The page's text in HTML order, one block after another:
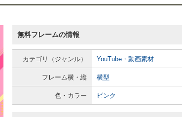
無料フレームの情報
カテゴリ（ジャンル） YouTube・動画素材
フレーム横・縦 横型
色・カラー ピンク